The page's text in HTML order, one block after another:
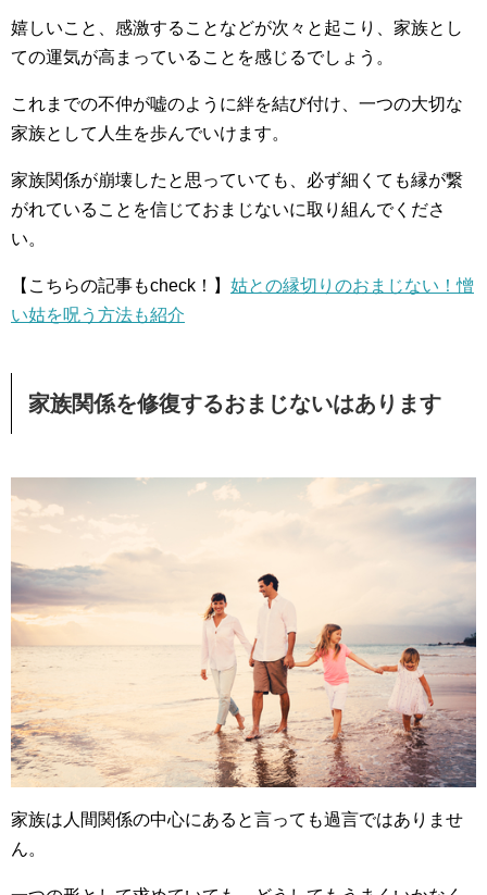
嬉しいこと、感激することなどが次々と起こり、家族とし
ての運気が高まっていることを感じるでしょう。
これまでの不仲が嘘のように絆を結び付け、一つの大切な
家族として人生を歩んでいけます。
家族関係が崩壊したと思っていても、必ず細くても縁が繋
がれていることを信じておまじないに取り組んでくださ
い。
【こちらの記事もcheck！】 姑との縁切りのおまじない！憎
い姑を呪う方法も紹介
家族関係を修復するおまじないはあります
家族は人間関係の中心にあると言っても過言ではありませ
ん。